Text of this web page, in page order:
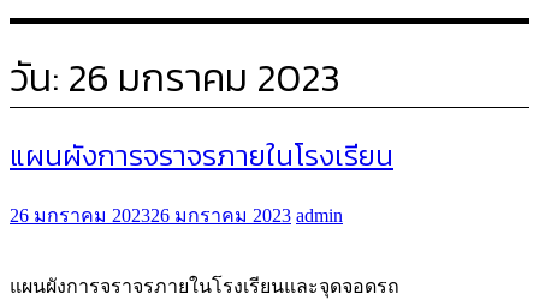
วัน: 26 มกราคม 2023
แผนผังการจราจรภายในโรงเรียน
26 มกราคม 202326 มกราคม 2023 admin
แผนผังการจราจรภายในโรงเรียนและจุดจอดรถ